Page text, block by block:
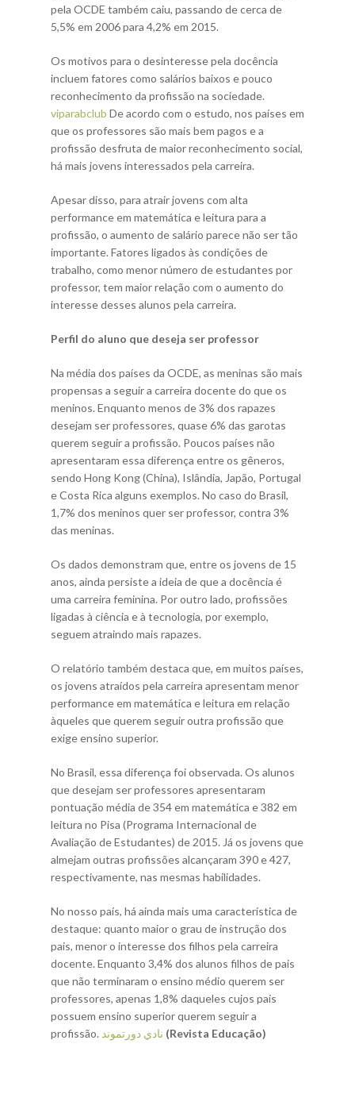
pela OCDE também caiu, passando de cerca de
5,5% em 2006 para 4,2% em 2015.
Os motivos para o desinteresse pela docência
incluem fatores como salários baixos e pouco
reconhecimento da profissão na sociedade.
viparabclub De acordo com o estudo, nos países em
que os professores são mais bem pagos e a
profissão desfruta de maior reconhecimento social,
há mais jovens interessados pela carreira.
Apesar disso, para atrair jovens com alta
performance em matemática e leitura para a
profissão, o aumento de salário parece não ser tão
importante. Fatores ligados às condições de
trabalho, como menor número de estudantes por
professor, tem maior relação com o aumento do
interesse desses alunos pela carreira.
Perfil do aluno que deseja ser professor
Na média dos países da OCDE, as meninas são mais
propensas a seguir a carreira docente do que os
meninos. Enquanto menos de 3% dos rapazes
desejam ser professores, quase 6% das garotas
querem seguir a profissão. Poucos países não
apresentaram essa diferença entre os gêneros,
sendo Hong Kong (China), Islândia, Japão, Portugal
e Costa Rica alguns exemplos. No caso do Brasil,
1,7% dos meninos quer ser professor, contra 3%
das meninas.
Os dados demonstram que, entre os jovens de 15
anos, ainda persiste a ideia de que a docência é
uma carreira feminina. Por outro lado, profissões
ligadas à ciência e à tecnologia, por exemplo,
seguem atraindo mais rapazes.
O relatório também destaca que, em muitos países,
os jovens atraídos pela carreira apresentam menor
performance em matemática e leitura em relação
àqueles que querem seguir outra profissão que
exige ensino superior.
No Brasil, essa diferença foi observada. Os alunos
que desejam ser professores apresentaram
pontuação média de 354 em matemática e 382 em
leitura no Pisa (Programa Internacional de
Avaliação de Estudantes) de 2015. Já os jovens que
almejam outras profissões alcançaram 390 e 427,
respectivamente, nas mesmas habilidades.
No nosso país, há ainda mais uma característica de
destaque: quanto maior o grau de instrução dos
pais, menor o interesse dos filhos pela carreira
docente. Enquanto 3,4% dos alunos filhos de pais
que não terminaram o ensino médio querem ser
professores, apenas 1,8% daqueles cujos pais
possuem ensino superior querem seguir a
profissão. نادي دورتموند (Revista Educação)